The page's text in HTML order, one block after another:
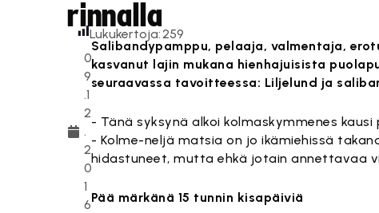
rinnalla
0
9
.1
2
.
2
0
1
6
Lukukertoja:259
Salibandypamppu, pelaaja, valmentaja,
kasvanut lajin mukana hienhajuisista
seuraavassa tavoitteessa: Liljelund ja
- Tänä syksynä alkoi kolmaskymmenes
- Kolme-neljä matsia on jo ikämiehissä
hidastuneet, mutta ehkä jotain annettavaa
Pää märkänä 15 tunnin kisapäiviä